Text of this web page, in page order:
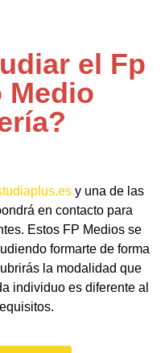
el Fp
Medio
y una de las
en contacto para
Estos FP Medios se
formarte de forma
la modalidad que
individuo es diferente al